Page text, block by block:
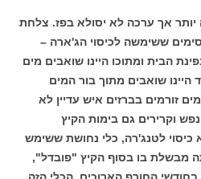
יותר אך ערכה לא יסולא בפז. צלחת
ששימשה לכיסוי הג'ארה –
הבית ומתוכו היינו שואבים מים
שואבים מתוך בור המים
זורמים בברזים איש עדיין לא
וקרירים גם בימות הקיץ
כיסוי לטנג'רה, כלי נחושת ששימש
מבשלת בו בסוף הקיץ "פובדל",